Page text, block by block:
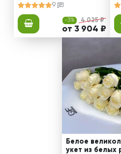
9
-3% 4 025 ₽
от 3 904 ₽
Белое
укет из белых